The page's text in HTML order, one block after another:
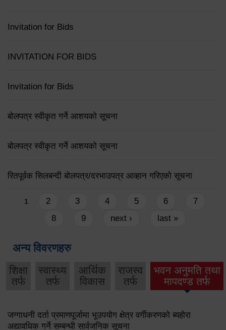
Invitation for Bids
INVITATION FOR BIDS
Invitation for Bids
बोलपत्र स्वीकृत गर्ने आशयको सूचना
बोलपत्र स्वीकृत गर्ने आशयको सूचना
रितपूर्वक सिलबन्दी बोलपत्र/दरभाउपत्र आव्हान गरिएको सूचना
Pages
1 2 3 4 5 6
7
8
9 next › last »
अन्य विवरणहरु
शिक्षा
तर्फ
स्वास्थ्य
तर्फ
आर्थिक
विकास
राजस्व
तर्फ
भवन अनुमति तथा
मापदण्ड तर्फ
जग्गाधनी दर्ता प्रमाणपूर्जामा भूउपयोग क्षेत्र वर्गीकरणको ब्यहोरा
अद्यावधिक गर्ने सम्बन्धी सार्वजनिक सूचना